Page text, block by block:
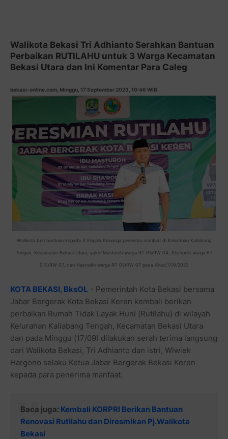
Walikota Bekasi Tri Adhianto Serahkan Bantuan
Perbaikan RUTILAHU untuk 3 Warga Kecamatan
Bekasi Utara dan Ini Komentar Para Caleg
bekasi-online.com, Minggu, 17 September 2023, 10:46 WIB
Walikota beri bantuan kepada 3 Kepala Keluarga penerima manfaat di Kelurahan Kaliabang
Tengah, Kecamatan Bekasi Utara, yakni Masturoh warga RT 05/RW 04, Sha'ronih warga RT
010/RW 07, dan Nasrudin warga RT 02/RW 07 pada Ahad,17/9/2023
KOTA BEKASI, BksOL - Pemerintah Kota Bekasi bersama
Jabar Bergerak Kota Bekasi Keren kembali berikan
perbaikan Rumah Tidak Layak Huni (Rutilahu) di wilayah
Kelurahan Kaliabang Tengah, Kecamatan Bekasi Utara
dan pada Minggu (17/09) dilakukan serah terima langsung
dari Walikota Bekasi, Tri Adhianto dan istri, Wiwiek
Hargono selaku Ketua Jabar Bergerak Bekasi Keren
kepada para penerima manfaat.
Baca juga: Kembali KORPRI Berikan Bantuan
Renovasi Rutilahu dan Diresmikan Pj.Walikota
Bekasi